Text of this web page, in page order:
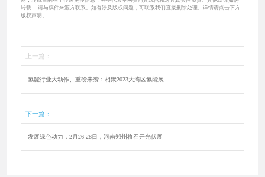
转载， 请与稿件来源方联系。如有涉及版权问题，可联系我们直接删除处理。详情请点击下方
版权声明。
上一篇：
氢能行业大动作、重磅来袭：相聚2023大湾区氢能展
下一篇：
发展绿色动力，2月26-28日，河南郑州将召开光伏展